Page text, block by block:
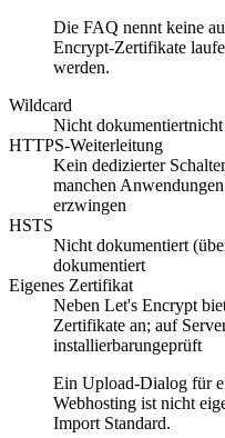
Die FAQ nennt keine
Encrypt-Zertifikate
werden.
Wildcard
Nicht dokumentiert
HTTPS-Weiterleitung
Kein dedizierter
manchen
erzwingen
HSTS
Nicht dokumentiert
dokumentiert
Eigenes Zertifikat
Neben Let's Encrypt
Zertifikate an; auf
installierbarungeprüft
Ein Upload-Dialog für
Webhosting ist nicht
Import Standard.